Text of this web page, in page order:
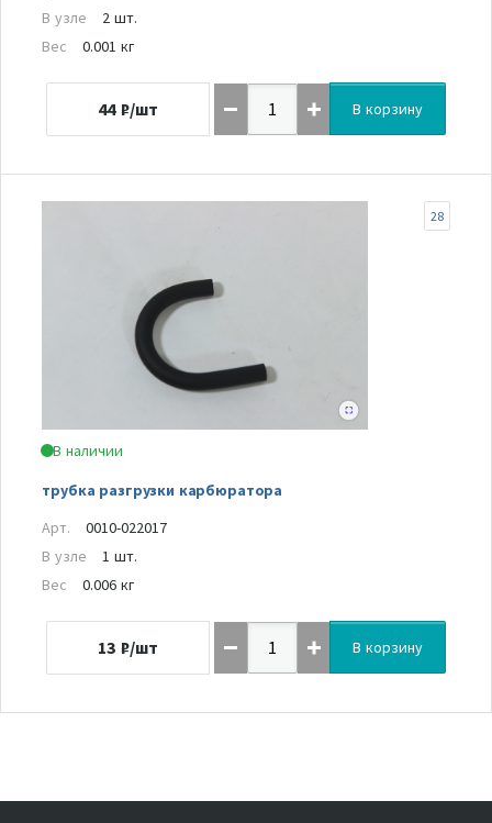
В узле
2 шт.
Вес
0.001 кг
44 ₽/шт В корзину
В наличии
трубка разгрузки карбюратора
28
Арт.
0010-022017
В узле
1 шт.
Вес
0.006 кг
13 ₽/шт В корзину